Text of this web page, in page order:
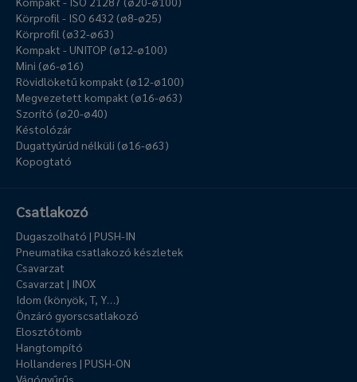
Körprofil - ISO 6432 (ø8-ø25)
Körprofil (ø32-ø63)
Kompakt - UNITOP (ø12-ø100)
Mini (ø6-ø16)
Rövidlöketű kompakt (ø12-ø100)
Megvezetett kompakt (ø16-ø63)
Szorító (ø20-ø40)
Késtolózár
Dugattyúrúd nélküli (ø16-ø63)
Kopogtató
Csatlakozó
Dugaszolható | PUSH-IN
Pneumatika csatlakozó készletek
Csavarzat
Csavarzat | INOX
Idom (könyök, T, Y…)
Önzáró gyorscsatlakozó
Elosztótömb
Hangtompító
Hollanderes | PUSH-ON
Vágógyűrűs